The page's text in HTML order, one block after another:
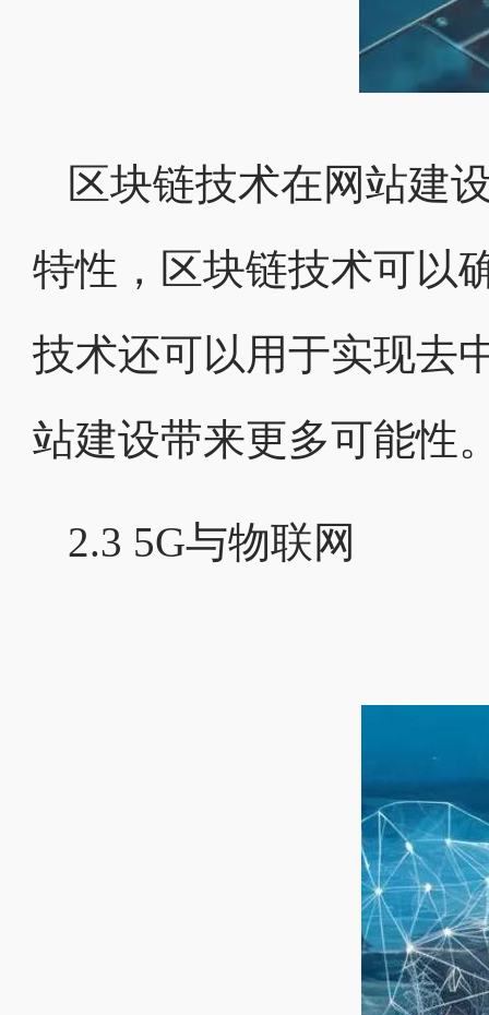
区块链技术在网站建
特性，区块链技术可以
技术还可以用于实现去
站建设带来更多可能性
2.3 5G与物联网